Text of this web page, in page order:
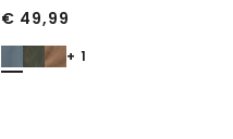
€ 49,99
+ 1